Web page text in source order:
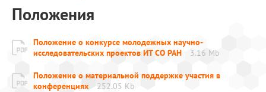
Положения
Положение о конкурсе молодежных научно-
исследовательских проектов ИТ СО РАН
3.16 Mb
Положение о материальной поддержке участия в
конференциях
252.05 Kb